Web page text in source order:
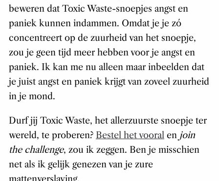
beweren dat Toxic Waste-snoepjes angst en
paniek kunnen indammen. Omdat je je zó
concentreert op de zuurheid van het snoepje,
zou je geen tijd meer hebben voor je angst en
paniek. Ik kan me nu alleen maar inbeelden dat
je juist angst en paniek krijgt van zoveel zuurheid
in je mond.
Durf jij Toxic Waste, het allerzuurste snoepje ter
wereld, te proberen? Bestel het vooralen join
the challenge, zou ik zeggen. Ben je misschien
net als ik gelijk genezen van je zure
mattenverslaving.